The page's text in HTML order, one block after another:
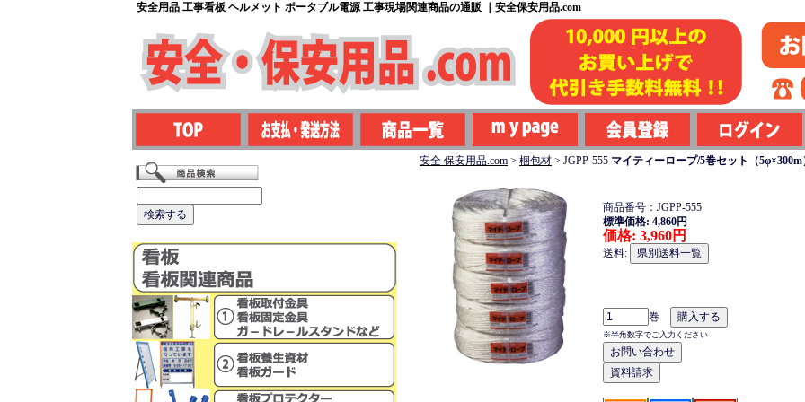
安全用品 工事看板 ヘルメット ポータブル電源 工事現場関連商品の通販 ｜安全保安用品.com
安全 保安用品.com > 梱包材 > JGPP-555 マイティーロープ/5巻セット（5φ×300m
商品番号：JGPP-555
標準価格: 4,860円
価格: 3,960円
送料:
巻
※半角数字でご入力ください